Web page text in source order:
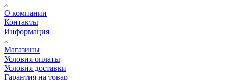
О компании
Контакты
Информация
Магазины
Условия оплаты
Условия доставки
Гарантия на товар